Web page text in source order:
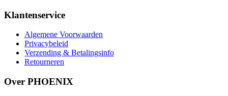
Klantenservice
Algemene Voorwaarden
Privacybeleid
Verzending & Betalingsinfo
Retourneren
Over PHOENIX